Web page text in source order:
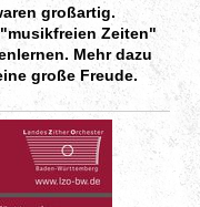
großartig.
Zeiten"
Mehr dazu
große Freude.